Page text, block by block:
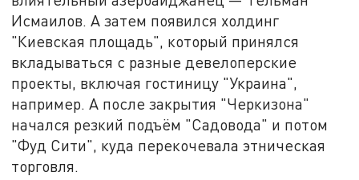
Исмаилов. А затем появился холдинг
"Киевская площадь", который принялся
вкладываться с разные девелоперские
проекты, включая гостиницу "Украина",
например. А после закрытия "Черкизона"
начался резкий подъём "Садовода" и потом
"Фуд Сити", куда перекочевала этническая
торговля.